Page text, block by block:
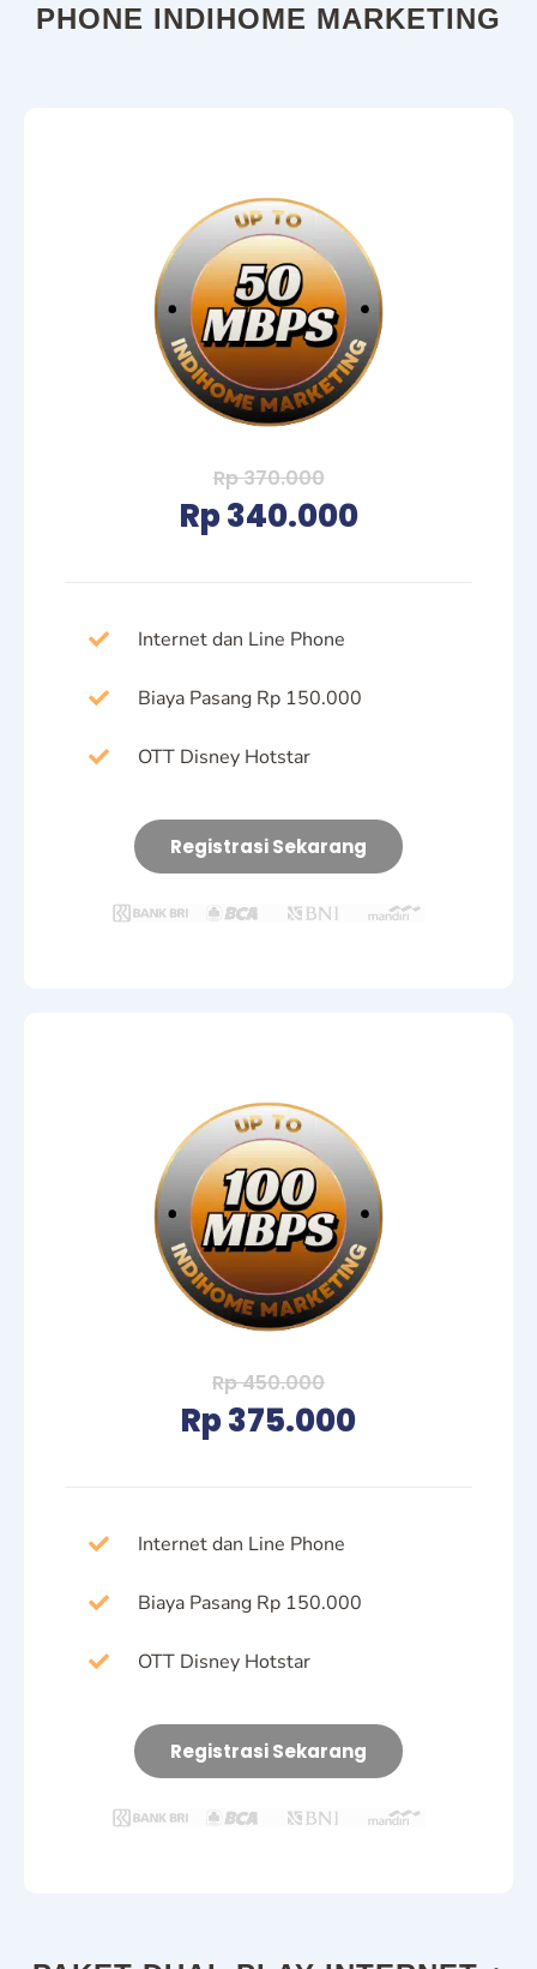
PHONE INDIHOME MARKETING
Rp 370.000
Rp 340.000
Internet dan Line Phone
Biaya Pasang Rp 150.000
OTT Disney Hotstar
Registrasi Sekarang
Rp 450.000
Rp 375.000
Internet dan Line Phone
Biaya Pasang Rp 150.000
OTT Disney Hotstar
Registrasi Sekarang